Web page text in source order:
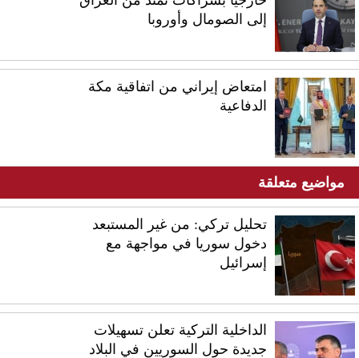
إلى الصومال وأوروبا
امتعاض إيراني من اتفاقية مكة
الدفاعية
مواضيع متعلقة
تحليل تركي: من غير المستبعد
دخول سوريا في مواجهة مع
إسرائيل
الداخلية التركية تعلن تسهيلات
جديدة حول السوريين في البلاد